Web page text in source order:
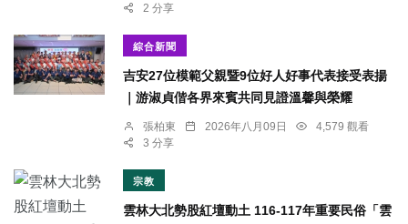
2 分享
綜合新聞
吉安27位模範父親暨9位好人好事代表接受表揚
｜游淑貞偕各界來賓共同見證溫馨與榮耀
張柏東 2026年八月09日
4,579 觀看
3 分享
宗教
雲林大北勢股紅壇動土 116-117年重要民俗「雲